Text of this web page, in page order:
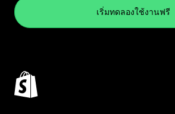
เริ่มทดลองใช้งานฟรี